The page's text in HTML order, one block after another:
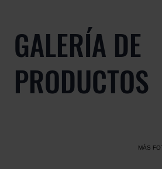
GALERÍA DE
PRODUCTOS
MÁS